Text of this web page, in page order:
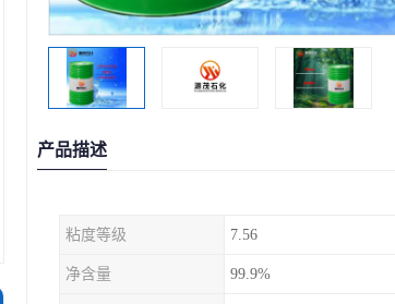
产品描述
粘度等级 7.56
净含量 99.9%